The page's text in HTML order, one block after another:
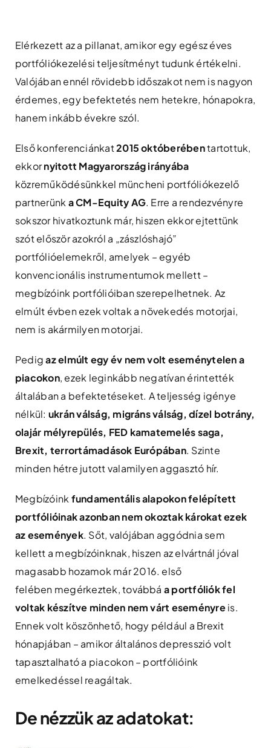
content
Elérkezett az a pillanat, amikor egy egész éves
portfóliókezelési teljesítményt tudunk értékelni.
Valójában ennél rövidebb időszakot nem is nagyon
érdemes, egy befektetés nem hetekre, hónapokra,
hanem inkább évekre szól.
Első konferenciánkat2015 októberébentartottuk,
ekkornyitott Magyarország irányába
közreműködésünkkel müncheni portfóliókezelő
partnerünk a CM-Equity AG. Erre a rendezvényre
sokszor hivatkoztunk már, hiszen ekkor ejtettünk
szót először azokról a „zászlóshajó”
portfólióelemekről, amelyek – egyéb
konvencionális instrumentumok mellett –
megbízóink portfólióiban szerepelhetnek. Az
elmúlt évben ezek voltak a növekedés motorjai,
nem is akármilyen motorjai.
Pedigaz elmúlt egy év nem volt eseménytelen a
piacokon, ezek leginkább negatívan érintették
általában a befektetéseket. A teljesség igénye
nélkül: ukrán válság, migráns válság, dízel botrány,
olajár mélyrepülés, FED kamatemelés saga,
Brexit, terrortámadások Európában. Szinte
minden hétre jutott valamilyen aggasztó hír.
Megbízóink fundamentális alapokon felépített
portfólióinak azonban nem okoztak károkat ezek
az események. Sőt, valójában aggódnia sem
kellett a megbízóinknak, hiszen az elvártnál jóval
magasabb hozamok már 2016. első
felében megérkeztek, továbbá a portfóliók fel
voltak készítve minden nem várt eseményreis.
Ennek volt köszönhető, hogy például a Brexit
hónapjában – amikor általános depresszió volt
tapasztalható a piacokon – portfólióink
emelkedéssel reagáltak.
De nézzük az adatokat: